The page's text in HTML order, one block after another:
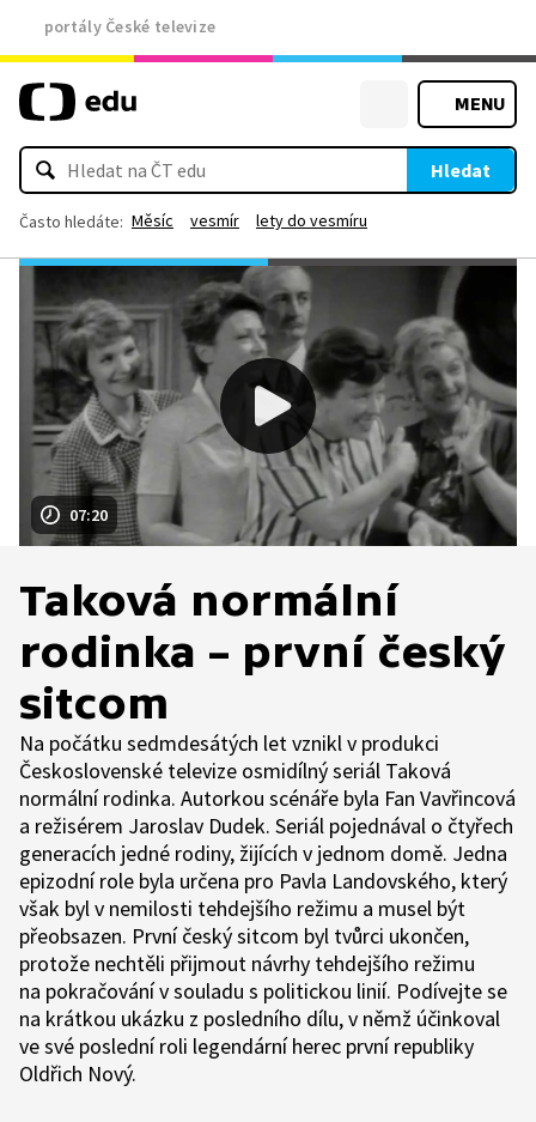
portály České televize
MENU
Hledat
Často hledáte: Měsíc vesmír lety do vesmíru
07:20
Taková normální
rodinka – první český
sitcom
Na počátku sedmdesátých let vznikl v produkci
Československé televize osmidílný seriál Taková
normální rodinka. Autorkou scénáře byla Fan Vavřincová
a režisérem Jaroslav Dudek. Seriál pojednával o čtyřech
generacích jedné rodiny, žijících v jednom domě. Jedna
epizodní role byla určena pro Pavla Landovského, který
však byl v nemilosti tehdejšího režimu a musel být
přeobsazen. První český sitcom byl tvůrci ukončen,
protože nechtěli přijmout návrhy tehdejšího režimu
na pokračování v souladu s politickou linií. Podívejte se
na krátkou ukázku z posledního dílu, v němž účinkoval
ve své poslední roli legendární herec první republiky
Oldřich Nový.